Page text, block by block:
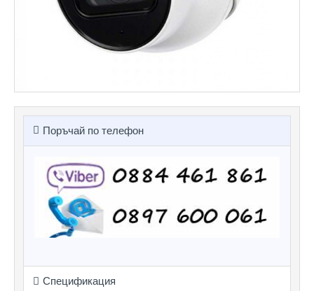
Поръчай по телефон
Спецификация